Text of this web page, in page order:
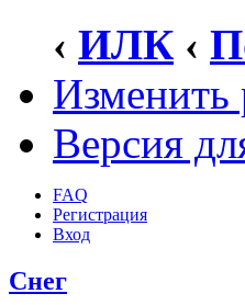
‹ ИЛК ‹
Изменить
Версия
FAQ
Регистрация
Вход
Снег